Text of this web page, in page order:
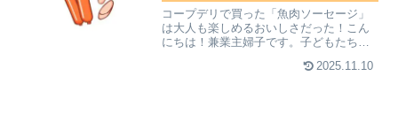
コープデリで買った「魚肉ソーセージ」
は大人も楽しめるおいしさだった！こん
にちは！兼業主婦子です。子どもたちの
子どものころ、どんなものを喜んで食べ
2025.11.10